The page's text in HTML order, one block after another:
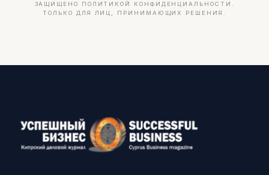
ЗАЩИЩЕНО ПОЛИТИКОЙ КОНФИДЕНЦИАЛЬНОСТИ.
ТОЛЬКО ДЛЯ ЛИЦ, ПРИНИМАЮЩИХ РЕШЕНИЯ.